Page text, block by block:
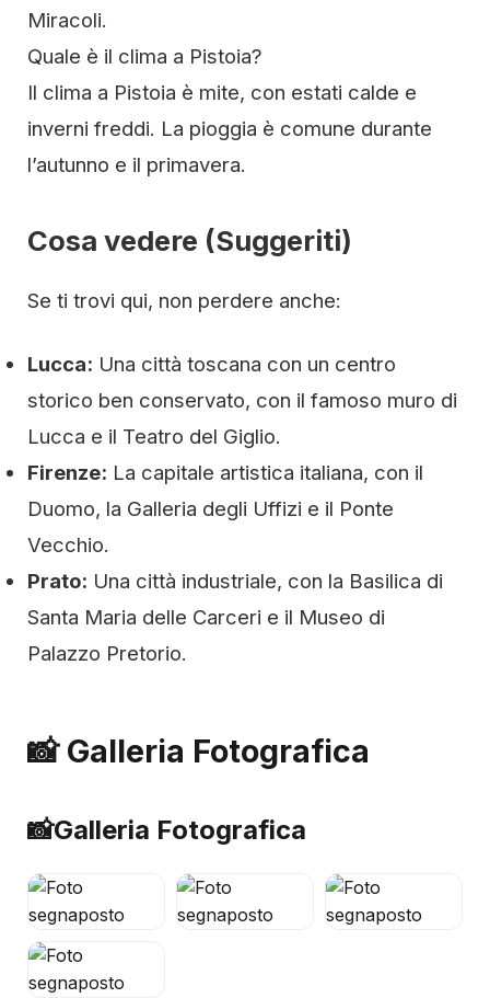
Miracoli.
Quale è il clima a Pistoia?
Il clima a Pistoia è mite, con estati calde e
inverni freddi. La pioggia è comune durante
l’autunno e il primavera.
Cosa vedere (Suggeriti)
Se ti trovi qui, non perdere anche:
Lucca: Una città toscana con un centro
storico ben conservato, con il famoso muro di
Lucca e il Teatro del Giglio.
Firenze: La capitale artistica italiana, con il
Duomo, la Galleria degli Uffizi e il Ponte
Vecchio.
Prato: Una città industriale, con la Basilica di
Santa Maria delle Carceri e il Museo di
Palazzo Pretorio.
📸 Galleria Fotografica
📸Galleria Fotografica